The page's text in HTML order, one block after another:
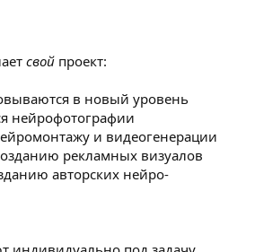
свой проект:
в новый уровень
нейрофотографии
и видеогенерации
рекламных визуалов
авторских нейро-